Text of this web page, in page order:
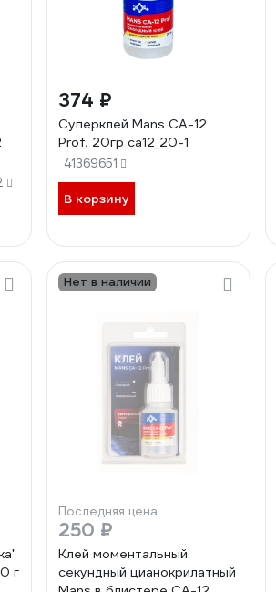
374 ₽
Суперклей Mans CA-12
Prof, 20гр ca12_20-1
41369651
В корзину
г
Нет в наличии
Последняя цена
250 ₽
Клей моментальный
секундный цианокрилатный